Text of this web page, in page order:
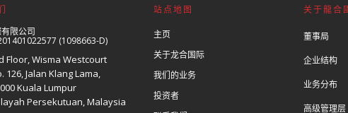
限公司
(1098663-D)
Floor, Wisma Westcourt
126, Jalan Klang Lama,
Kuala Lumpur
Persekutuan, Malaysia
站点地图
主页
关于龙合国际
我们的业务
投资者
关于龍合
董事局
企业结构
业务分布
高级管理层